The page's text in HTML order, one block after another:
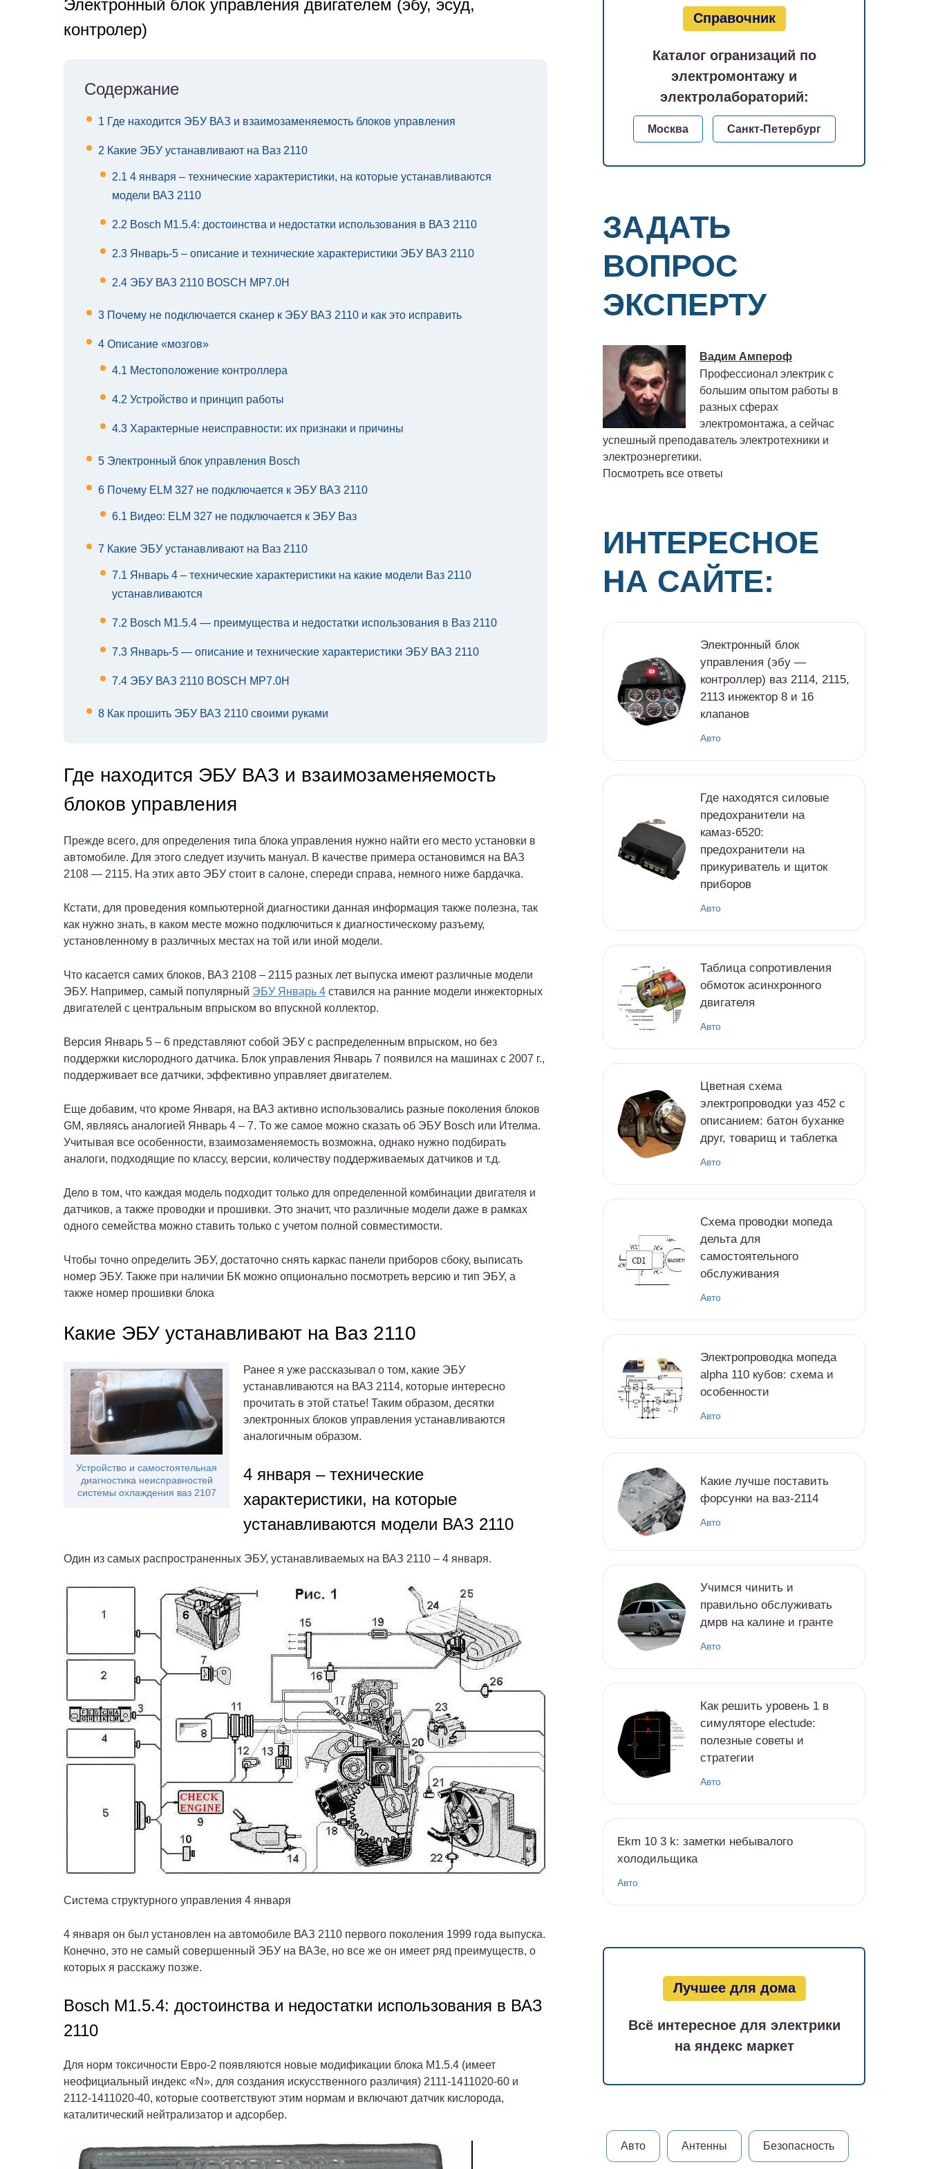
Электронный блок управления двигателем (эбу, эсуд,
контролер)
Содержание
1 Где находится ЭБУ ВАЗ и взаимозаменяемость блоков управления
2 Какие ЭБУ устанавливают на Ваз 2110
2.1 4 января – технические характеристики, на которые устанавливаются
модели ВАЗ 2110
2.2 Bosch M1.5.4: достоинства и недостатки использования в ВАЗ 2110
2.3 Январь-5 – описание и технические характеристики ЭБУ ВАЗ 2110
2.4 ЭБУ ВАЗ 2110 BOSCH MP7.0H
3 Почему не подключается сканер к ЭБУ ВАЗ 2110 и как это исправить
4 Описание «мозгов»
4.1 Местоположение контроллера
4.2 Устройство и принцип работы
4.3 Характерные неисправности: их признаки и причины
5 Электронный блок управления Bosch
6 Почему ELM 327 не подключается к ЭБУ ВАЗ 2110
6.1 Видео: ELM 327 не подключается к ЭБУ Ваз
7 Какие ЭБУ устанавливают на Ваз 2110
7.1 Январь 4 – технические характеристики на какие модели Ваз 2110
устанавливаются
7.2 Bosch M1.5.4 — преимущества и недостатки использования в Ваз 2110
7.3 Январь-5 — описание и технические характеристики ЭБУ ВАЗ 2110
7.4 ЭБУ ВАЗ 2110 BOSCH MP7.0H
8 Как прошить ЭБУ ВАЗ 2110 своими руками
Где находится ЭБУ ВАЗ и взаимозаменяемость
блоков управления
Прежде всего, для определения типа блока управления нужно найти его место установки в
автомобиле. Для этого следует изучить мануал. В качестве примера остановимся на ВАЗ
2108 — 2115. На этих авто ЭБУ стоит в салоне, спереди справа, немного ниже бардачка.
Кстати, для проведения компьютерной диагностики данная информация также полезна, так
как нужно знать, в каком месте можно подключиться к диагностическому разъему,
установленному в различных местах на той или иной модели.
Что касается самих блоков, ВАЗ 2108 – 2115 разных лет выпуска имеют различные модели
ЭБУ. Например, самый популярный ЭБУ Январь 4 ставился на ранние модели инжекторных
двигателей с центральным впрыском во впускной коллектор.
Версия Январь 5 – 6 представляют собой ЭБУ с распределенным впрыском, но без
поддержки кислородного датчика. Блок управления Январь 7 появился на машинах с 2007 г.,
поддерживает все датчики, эффективно управляет двигателем.
Еще добавим, что кроме Января, на ВАЗ активно использовались разные поколения блоков
GM, являясь аналогией Январь 4 – 7. То же самое можно сказать об ЭБУ Bosch или Ителма.
Учитывая все особенности, взаимозаменяемость возможна, однако нужно подбирать
аналоги, подходящие по классу, версии, количеству поддерживаемых датчиков и т.д.
Дело в том, что каждая модель подходит только для определенной комбинации двигателя и
датчиков, а также проводки и прошивки. Это значит, что различные модели даже в рамках
одного семейства можно ставить только с учетом полной совместимости.
Чтобы точно определить ЭБУ, достаточно снять каркас панели приборов сбоку, выписать
номер ЭБУ. Также при наличии БК можно опционально посмотреть версию и тип ЭБУ, а
также номер прошивки блока
Какие ЭБУ устанавливают на Ваз 2110
Устройство и самостоятельная
диагностика неисправностей
системы охлаждения ваз 2107
Ранее я уже рассказывал о том, какие ЭБУ
устанавливаются на ВАЗ 2114, которые интересно
прочитать в этой статье! Таким образом, десятки
электронных блоков управления устанавливаются
аналогичным образом.
4 января – технические
характеристики, на которые
устанавливаются модели ВАЗ 2110
Один из самых распространенных ЭБУ, устанавливаемых на ВАЗ 2110 – 4 января.
Система структурного управления 4 января
4 января он был установлен на автомобиле ВАЗ 2110 первого поколения 1999 года выпуска.
Конечно, это не самый совершенный ЭБУ на ВАЗе, но все же он имеет ряд преимуществ, о
которых я расскажу позже.
Bosch M1.5.4: достоинства и недостатки использования в ВАЗ
2110
Для норм токсичности Евро-2 появляются новые модификации блока М1.5.4 (имеет
неофициальный индекс «N», для создания искусственного различия) 2111-1411020-60 и
2112-1411020-40, которые соответствуют этим нормам и включают датчик кислорода,
каталитический нейтрализатор и адсорбер.
Справочник
Каталог огранизаций по
электромонтажу и
электролабораторий:
Москва Санкт-Петербург
ЗАДАТЬ
ВОПРОС
ЭКСПЕРТУ
Вадим Ампероф
Профессионал электрик с
большим опытом работы в
разных сферах
электромонтажа, а сейчас
успешный преподаватель электротехники и
электроэнергетики.
Посмотреть все ответы
ИНТЕРЕСНОЕ
НА САЙТЕ:
Электронный блок
управления (эбу —
контроллер) ваз 2114, 2115,
2113 инжектор 8 и 16
клапанов
Авто
Где находятся силовые
предохранители на
камаз-6520:
предохранители на
прикуриватель и щиток
приборов
Авто
Таблица сопротивления
обмоток асинхронного
двигателя
Авто
Цветная схема
электропроводки уаз 452 с
описанием: батон буханке
друг, товарищ и таблетка
Авто
Схема проводки мопеда
дельта для
самостоятельного
обслуживания
Авто
Электропроводка мопеда
alpha 110 кубов: схема и
особенности
Авто
Какие лучше поставить
форсунки на ваз-2114
Авто
Учимся чинить и
правильно обслуживать
дмрв на калине и гранте
Авто
Как решить уровень 1 в
симуляторе electude:
полезные советы и
стратегии
Авто
Ekm 10 3 k: заметки небывалого
холодильщика
Авто
Лучшее для дома
Всё интересное для электрики
на яндекс маркет
Авто Антенны Безопасность